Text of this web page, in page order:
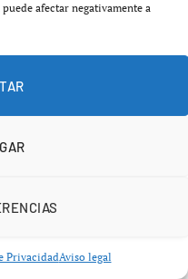
afectar negativamente a
PrivacidadAviso legal
millones de activos